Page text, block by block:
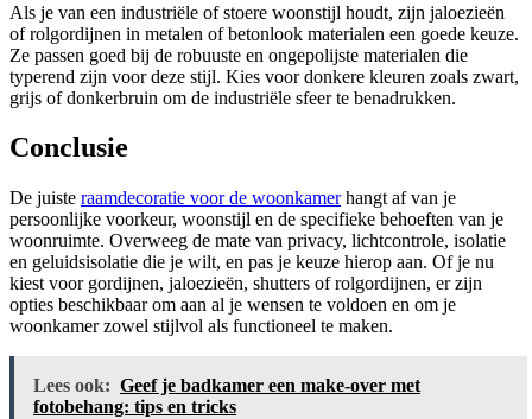
Als je van een industriële of stoere woonstijl houdt, zijn jaloezieën
of rolgordijnen in metalen of betonlook materialen een goede keuze.
Ze passen goed bij de robuuste en ongepolijste materialen die
typerend zijn voor deze stijl. Kies voor donkere kleuren zoals zwart,
grijs of donkerbruin om de industriële sfeer te benadrukken.
Conclusie
De juiste raamdecoratie voor de woonkamerhangt af van je
persoonlijke voorkeur, woonstijl en de specifieke behoeften van je
woonruimte. Overweeg de mate van privacy, lichtcontrole, isolatie
en geluidsisolatie die je wilt, en pas je keuze hierop aan. Of je nu
kiest voor gordijnen, jaloezieën, shutters of rolgordijnen, er zijn
opties beschikbaar om aan al je wensen te voldoen en om je
woonkamer zowel stijlvol als functioneel te maken.
Lees ook: Geef je badkamer een make-over met
fotobehang: tips en tricks